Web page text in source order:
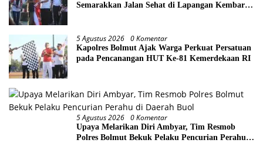
Semarakkan Jalan Sehat di Lapangan Kembar
5 Agustus 2026 0 Komentar
Kapolres Bolmut Ajak Warga Perkuat Persatuan
pada Pencanangan HUT Ke-81 Kemerdekaan RI
5 Agustus 2026 0 Komentar
Upaya Melarikan Diri Ambyar, Tim Resmob
Polres Bolmut Bekuk Pelaku Pencurian Perahu